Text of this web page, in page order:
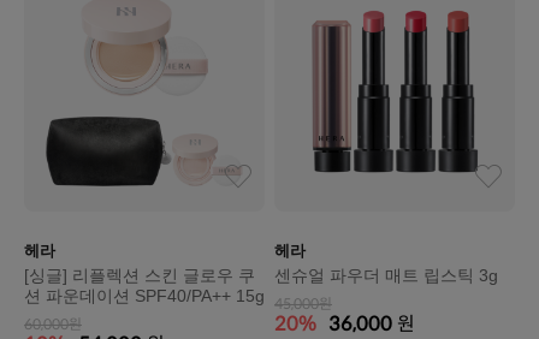
헤라
[싱글] 리플렉션 스킨 글로우 쿠
션 파운데이션 SPF40/PA++ 15g
60,000원
헤라
센슈얼 파우더 매트 립스틱 3g
45,000원
20% 36,000 원